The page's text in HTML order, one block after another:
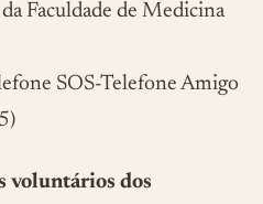
Faculdade de Medicina
SOS-Telefone Amigo
voluntários dos